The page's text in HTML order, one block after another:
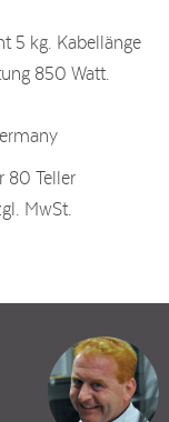
5 kg. Kabellänge
850 Watt.
80 Teller
MwSt.